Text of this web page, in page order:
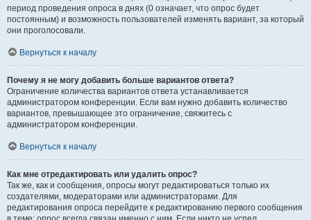
период проведения опроса в днях (0 означает, что опрос будет
постоянным) и возможность пользователей изменять вариант, за который
они проголосовали.
Вернуться к началу
Почему я не могу добавить больше вариантов ответа?
Ограничение количества вариантов ответа устанавливается
администратором конференции. Если вам нужно добавить количество
вариантов, превышающее это ограничение, свяжитесь с
администратором конференции.
Вернуться к началу
Как мне отредактировать или удалить опрос?
Так же, как и сообщения, опросы могут редактироваться только их
создателями, модераторами или администраторами. Для
редактирования опроса перейдите к редактированию первого сообщения